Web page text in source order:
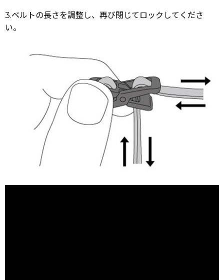
3.ベルトの長さを調整し、再び閉じてロックしてくださ
い。